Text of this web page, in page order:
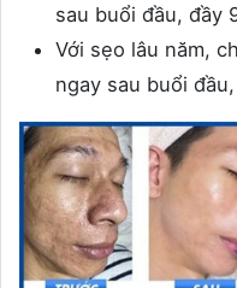
sau buổi đầu, đầy
Với sẹo lâu năm,
ngay sau buổi